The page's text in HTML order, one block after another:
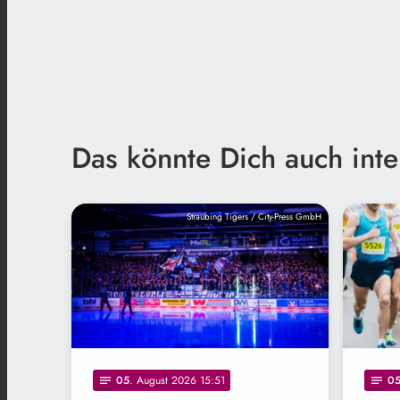
Das könnte Dich auch
Straubing Tigers / City-Press GmbH
notes 05. August 2026 15:51 notes 05